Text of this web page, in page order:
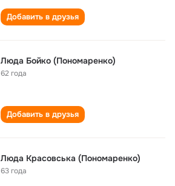
Добавить в друзья
Люда Бойко (Пономаренко)
62 года
Добавить в друзья
Люда Красовська (Пономаренко)
63 года